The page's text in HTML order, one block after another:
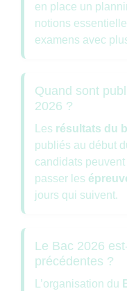
en place un
notions
examens avec
Quand sont
2026 ?
Les résultats du
publiés au début
candidats
passer les
jours qui suivent.
Le Bac 2026
précédentes ?
L’organisation du